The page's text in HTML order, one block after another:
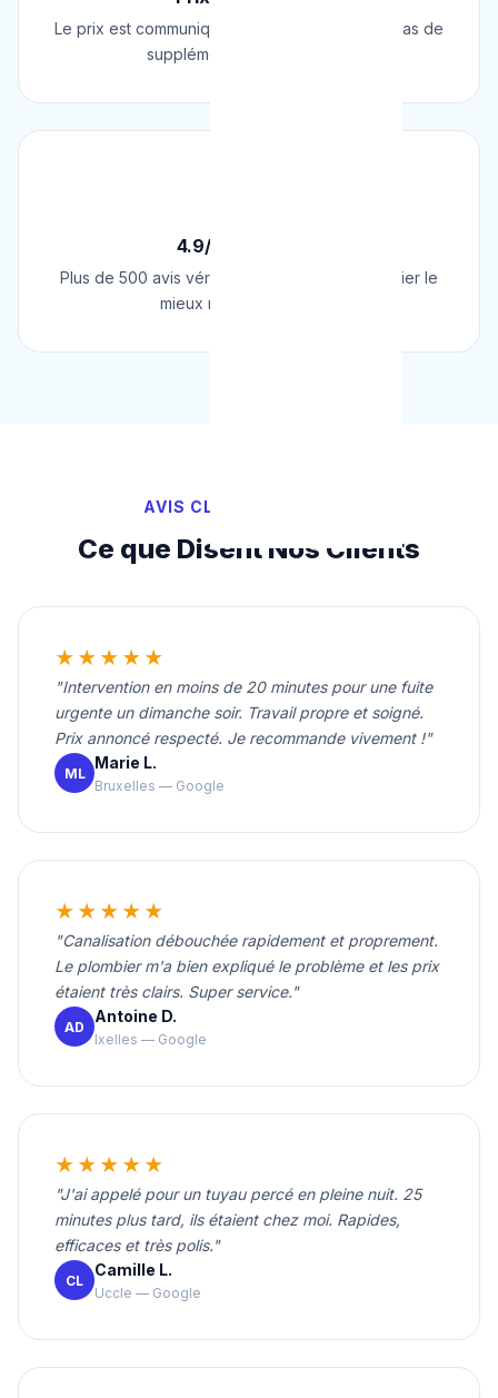
Le prix est communiqué AVANT l'intervention. Pas de
supplément surprise, jamais.
4.9/5 sur Google
Plus de 500 avis vérifiés sur Google. Le plombier le
mieux noté de Belgique.
AVIS CLIENTS VÉRIFIÉS
Ce que Disent Nos Clients
★★★★★
"Intervention en moins de 20 minutes pour une fuite
urgente un dimanche soir. Travail propre et soigné.
Prix annoncé respecté. Je recommande vivement !"
ML
Marie L.
Bruxelles — Google
★★★★★
"Canalisation débouchée rapidement et proprement.
Le plombier m'a bien expliqué le problème et les prix
étaient très clairs. Super service."
AD
Antoine D.
Ixelles — Google
★★★★★
"J'ai appelé pour un tuyau percé en pleine nuit. 25
minutes plus tard, ils étaient chez moi. Rapides,
efficaces et très polis."
CL
Camille L.
Uccle — Google